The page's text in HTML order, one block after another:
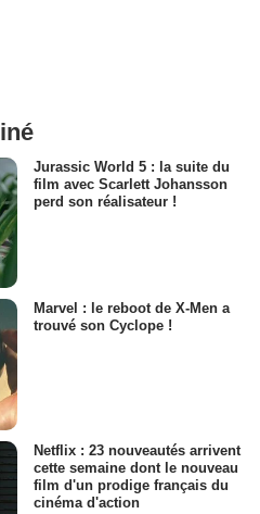
Jurassic World 5 : la suite du
film avec Scarlett Johansson
perd son réalisateur !
Marvel : le reboot de X-Men a
trouvé son Cyclope !
Netflix : 23 nouveautés arrivent
cette semaine dont le nouveau
film d'un prodige français du
cinéma d'action